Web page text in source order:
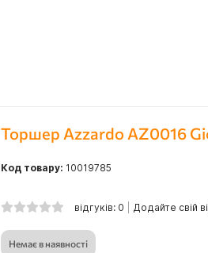
Торшер Azzardo AZ0016
Код товару: 10019785
відгуків: 0 Додайте свій
Немає в наявності